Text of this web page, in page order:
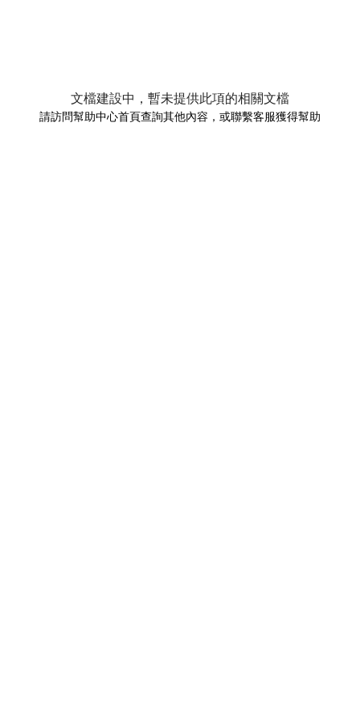
文檔建設中，暫未提供此項的相關文檔
請訪問幫助中心首頁查詢其他內容，或聯繫客服獲得幫助